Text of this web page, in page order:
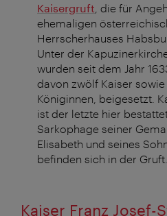
Kaisergruft , die für
ehemaligen
Herrscherhauses
Unter der
wurden seit dem Jahr
davon zwölf Kaiser sowie
Königinnen, beigesetzt.
ist der letzte hier
Sarkophage seiner
Elisabeth und seines
befinden sich in der Gruft.
Kaiser Franz Josef-